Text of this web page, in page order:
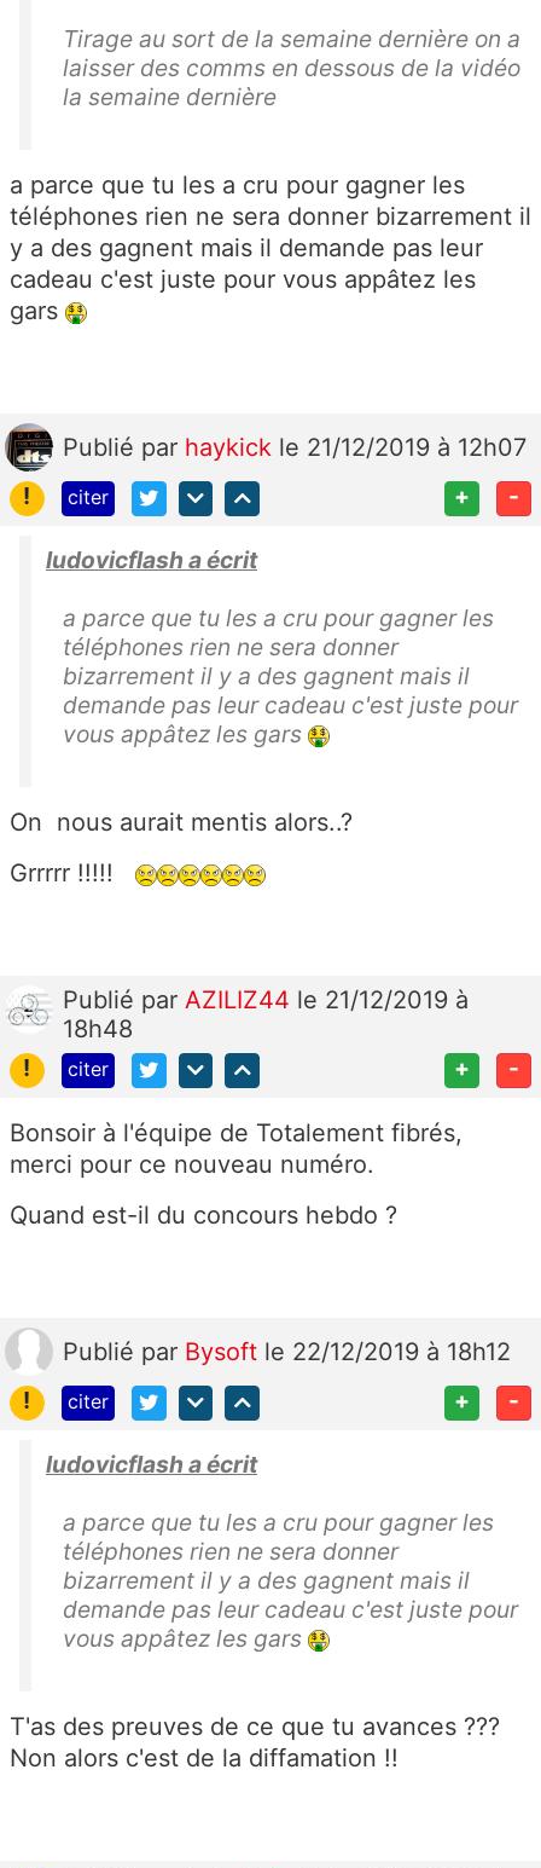
Tirage au sort de la semaine dernière on a
laisser des comms en dessous de la vidéo
la semaine dernière
a parce que tu les a cru pour gagner les
téléphones rien ne sera donner bizarrement il
y a des gagnent mais il demande pas leur
cadeau c'est juste pour vous appâtez les
gars
Publié par haykick le 21/12/2019 à 12h07
!
citer + -
ludovicflash a écrit
a parce que tu les a cru pour gagner les
téléphones rien ne sera donner
bizarrement il y a des gagnent mais il
demande pas leur cadeau c'est juste pour
vous appâtez les gars
On nous aurait mentis alors..?
Grrrrr !!!!!
Publié par AZILIZ44 le 21/12/2019 à
18h48
!
citer + -
Bonsoir à l'équipe de Totalement fibrés,
merci pour ce nouveau numéro.
Quand est-il du concours hebdo ?
Publié par Bysoft le 22/12/2019 à 18h12
!
citer + -
ludovicflash a écrit
a parce que tu les a cru pour gagner les
téléphones rien ne sera donner
bizarrement il y a des gagnent mais il
demande pas leur cadeau c'est juste pour
vous appâtez les gars
T'as des preuves de ce que tu avances ???
Non alors c'est de la diffamation !!